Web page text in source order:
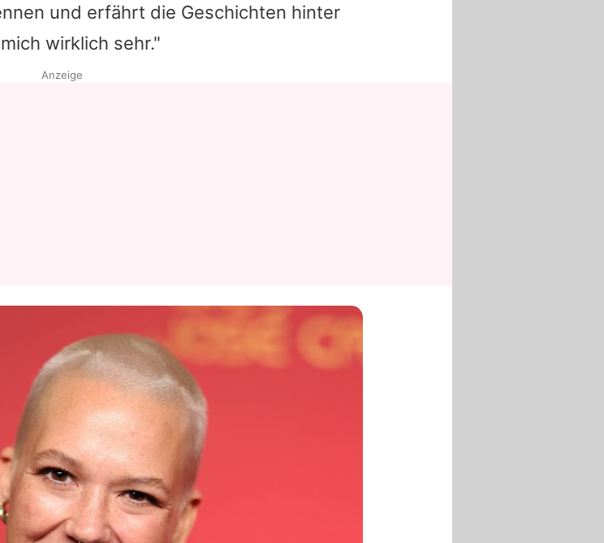
und erfährt die Geschichten hinter
wirklich sehr."
Anzeige